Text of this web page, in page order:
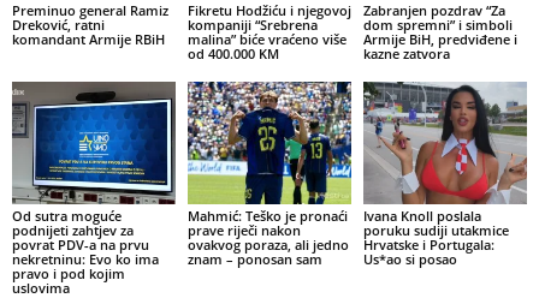
Preminuo general Ramiz
Dreković, ratni
komandant Armije RBiH
Fikretu Hodžiću i njegovoj
kompaniji “Srebrena
malina” biće vraćeno više
od 400.000 KM
Zabranjen pozdrav “Za
dom spremni” i simboli
Armije BiH, predviđene i
kazne zatvora
Od sutra moguće
podnijeti zahtjev za
povrat PDV-a na prvu
nekretninu: Evo ko ima
pravo i pod kojim
uslovima
Mahmić: Teško je pronaći
prave riječi nakon
ovakvog poraza, ali jedno
znam – ponosan sam
Ivana Knoll poslala
poruku sudiji utakmice
Hrvatske i Portugala:
Us*ao si posao